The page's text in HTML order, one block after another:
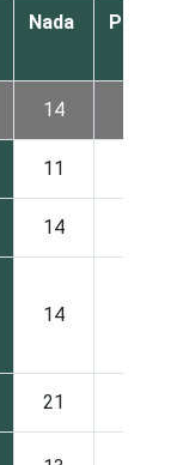
Nada Pouco
14
11
14
14
21